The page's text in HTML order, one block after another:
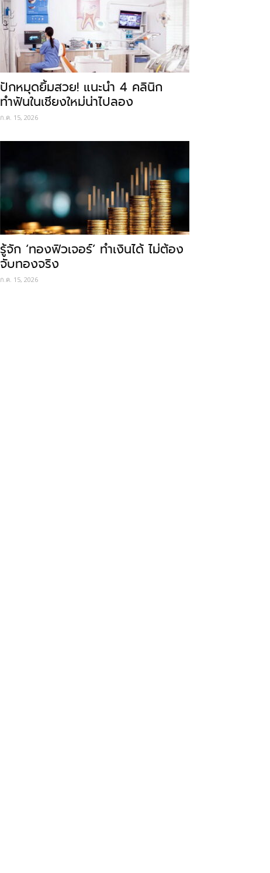
ปักหมุดยิ้มสวย! แนะนำ 4 คลินิก
ทำฟันในเชียงใหม่น่าไปลอง
ก.ค. 15, 2026
รู้จัก ‘ทองฟิวเจอร์’ ทำเงินได้ ไม่ต้อง
จับทองจริง
ก.ค. 15, 2026